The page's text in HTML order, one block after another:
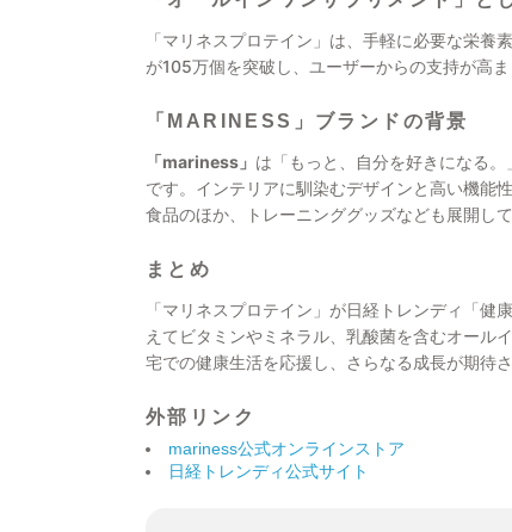
「マリネスプロテイン」は、手軽に必要な栄養
が105万個を突破し、ユーザーからの支持が高
「MARINESS」ブランドの背景
「mariness」 は「もっと、自分を好きになる
です。インテリアに馴染むデザインと高い機能
食品のほか、トレーニンググッズなども展開し
まとめ
「マリネスプロテイン」が日経トレンディ「
えてビタミンやミネラル、乳酸菌を含むオール
宅での健康生活を応援し、さらなる成長が期待さ
外部リンク
mariness公式オンラインストア
日経トレンディ公式サイト